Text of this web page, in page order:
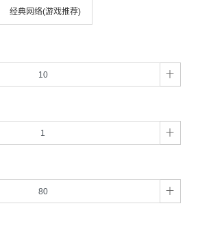
经典网络(游戏推荐)